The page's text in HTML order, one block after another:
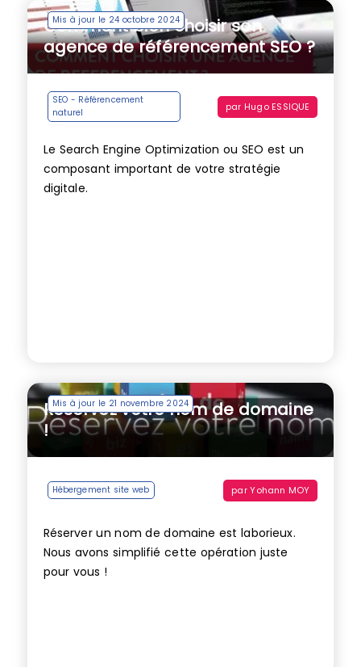
Mis à jour le 24 octobre 2024
Comment bien choisir son
agence de référencement SEO ?
SEO - Référencement
naturel
par Hugo ESSIQUE
Le Search Engine Optimization ou SEO est un
composant important de votre stratégie
digitale.
Mis à jour le 21 novembre 2024
Réservez votre nom de domaine
!
Hébergement site web parYohann MOY
Réserver un nom de domaine est laborieux.
Nous avons simplifié cette opération juste
pour vous !